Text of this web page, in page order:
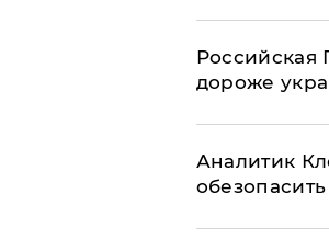
Российская
дороже
Аналитик